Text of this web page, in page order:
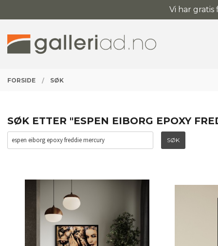
til
Vi har
PRODUKTER
FORSIDE SØK
SØK ETTER "ESPEN EIBORG EPOXY